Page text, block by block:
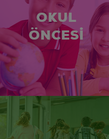
OKUL
ÖNCESİ